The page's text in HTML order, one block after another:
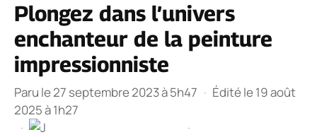
Plongez dans l’univers
enchanteur de la peinture
impressionniste
Paru le 27 septembre 2023 à 5h47 · Édité le 19 août
2025 à 1h27
·
·